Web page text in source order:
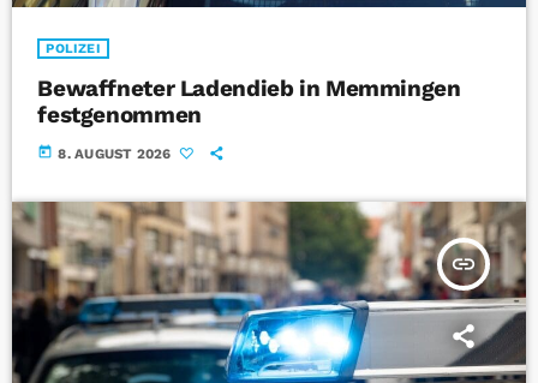
POLIZEI
Bewaffneter Ladendieb in Memmingen
festgenommen
today 8. AUGUST 2026
insert_link